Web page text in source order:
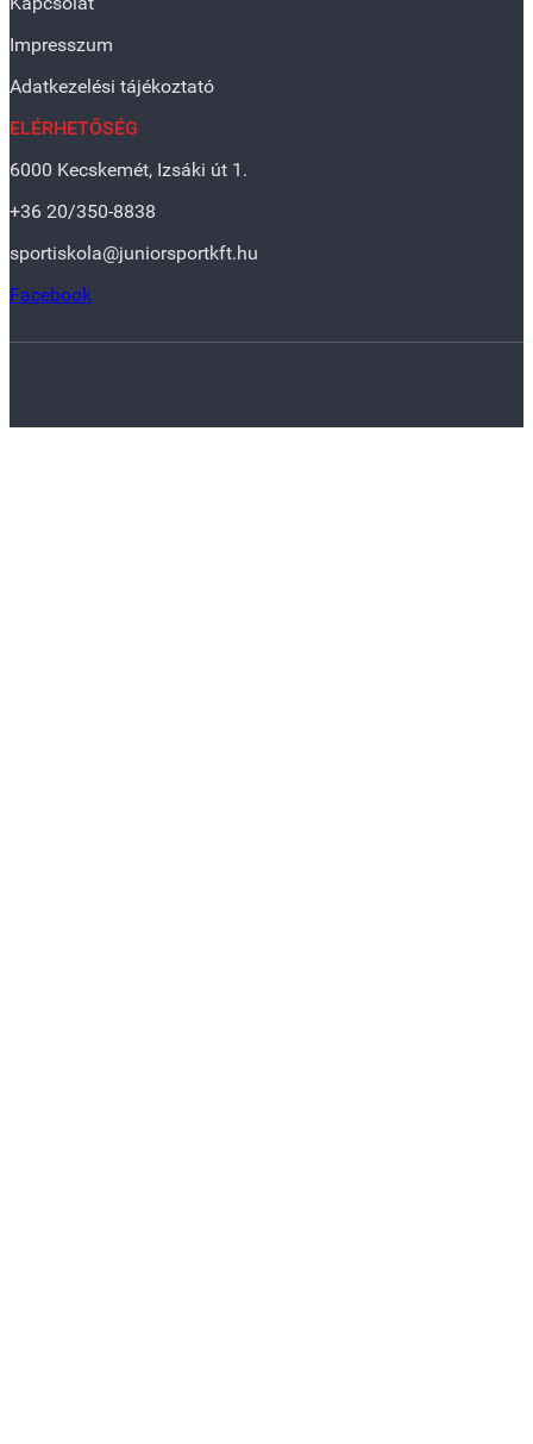
Impresszum
Adatkezelési tájékoztató
ELÉRHETŐSÉG
6000 Kecskemét, Izsáki út 1.
+36 20/350-8838
sportiskola@juniorsportkft.hu
Facebook